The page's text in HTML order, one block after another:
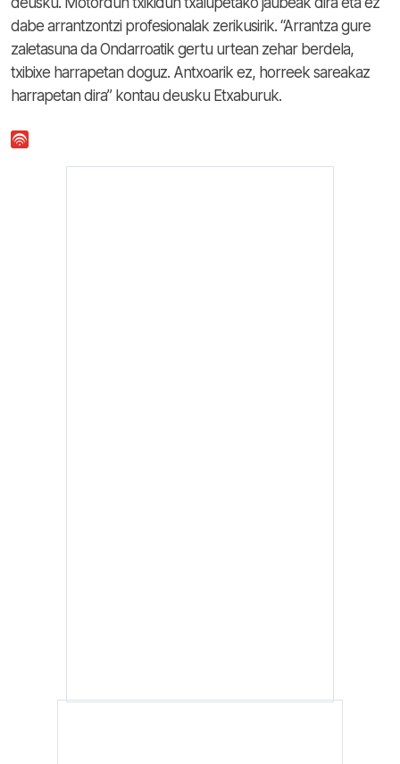
dabe arrantzontzi profesionalak zerikusirik. “Arrantza gure
zaletasuna da Ondarroatik gertu urtean zehar berdela,
txibixe harrapetan doguz. Antxoarik ez, horreek sareakaz
harrapetan dira” kontau deusku Etxaburuk.